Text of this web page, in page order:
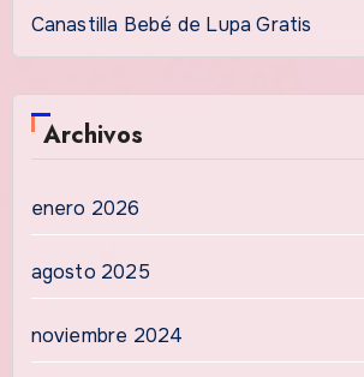
Canastilla Bebé de Lupa Gratis
Archivos
enero 2026
agosto 2025
noviembre 2024